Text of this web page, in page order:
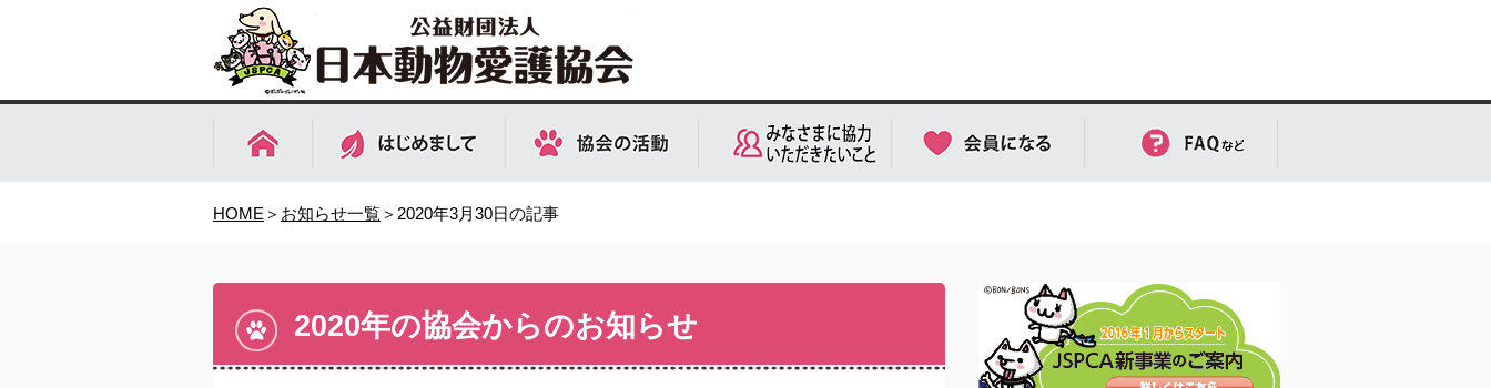
HOME ＞ お知らせ一覧＞2020年3月30日の記事
2020年の協会からのお知らせ